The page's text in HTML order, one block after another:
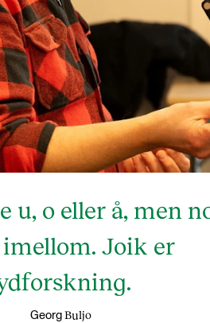
u, o eller å, men
Joik er
Georg Buljo